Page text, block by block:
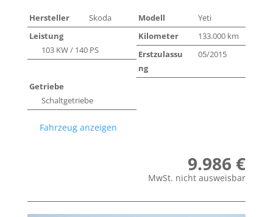
Hersteller Skoda Modell
Yeti
Leistung
103 KW / 140 PS
Kilometer
133.000 km
Erstzulassu
ng
05/2015
Getriebe
Schaltgetriebe
Fahrzeug anzeigen
9.986 €
MwSt. nicht ausweisbar